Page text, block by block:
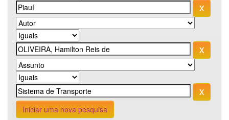
Iniciar uma nova pesquisa